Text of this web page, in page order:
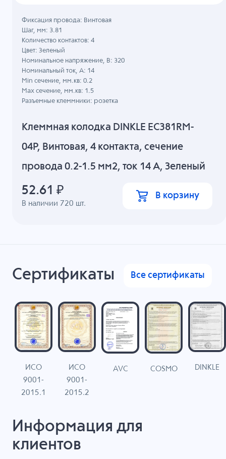
Клеммная колодка DINKLE EC381RM-
04P, Винтовая, 4 контакта, сечение
провода 0.2-1.5 мм2, ток 14 A, Зеленый
В наличии 720 шт.
Фиксация провода: Винтовая
Шаг, мм: 3.81
Количество контактов: 4
Цвет: Зеленый
Номинальное напряжение, B: 320
Номинальный ток, А: 14
Min сечение, мм.кв: 0.2
Max сечение, мм.кв: 1.5
Разъемные клеммники: розетка
52.61 ₽ В корзину
Сертификаты Все сертификаты
ИСО
9001-
2015.1
ИСО
9001-
2015.2
AVC COSMO DINKLE
Информация для
клиентов